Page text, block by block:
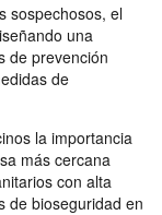
sospechosos, el
una
de prevención
de
la importancia
más cercana
con alta
de bioseguridad en